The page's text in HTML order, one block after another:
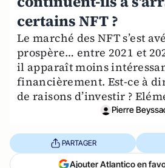
certains NFT ?
Le marché des NFT s’est
prospère… entre 2021 et
il apparaît moins
financièrement. Est-ce à
de raisons d’investir ?
Pierre
PARTAGER
Ajouter Atlantico en